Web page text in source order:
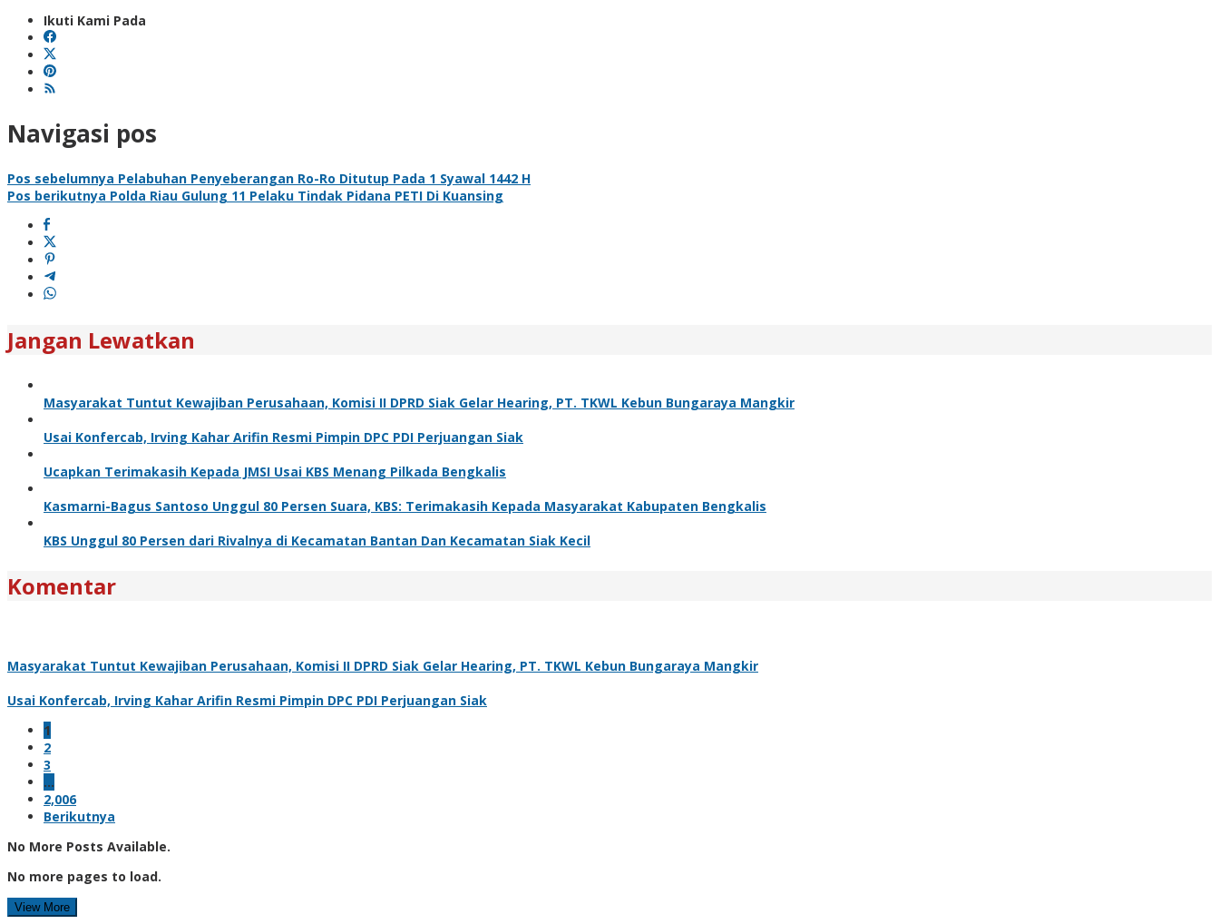
Ikuti Kami Pada
Navigasi pos
Pos sebelumnya Pelabuhan Penyeberangan Ro-Ro Ditutup Pada 1 Syawal 1442 H
Pos berikutnya Polda Riau Gulung 11 Pelaku Tindak Pidana PETI Di Kuansing
Jangan Lewatkan
Masyarakat Tuntut Kewajiban Perusahaan, Komisi II DPRD Siak Gelar Hearing, PT. TKWL Kebun Bungaraya Mangkir
Usai Konfercab, Irving Kahar Arifin Resmi Pimpin DPC PDI Perjuangan Siak
Ucapkan Terimakasih Kepada JMSI Usai KBS Menang Pilkada Bengkalis
Kasmarni-Bagus Santoso Unggul 80 Persen Suara, KBS: Terimakasih Kepada Masyarakat Kabupaten Bengkalis
KBS Unggul 80 Persen dari Rivalnya di Kecamatan Bantan Dan Kecamatan Siak Kecil
Komentar
Masyarakat Tuntut Kewajiban Perusahaan, Komisi II DPRD Siak Gelar Hearing, PT. TKWL Kebun Bungaraya Mangkir
Usai Konfercab, Irving Kahar Arifin Resmi Pimpin DPC PDI Perjuangan Siak
1
2
3
…
2,006
Berikutnya
No More Posts Available.
No more pages to load.
View More